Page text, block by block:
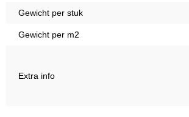
Gewicht per stuk
Gewicht per m2
Extra info